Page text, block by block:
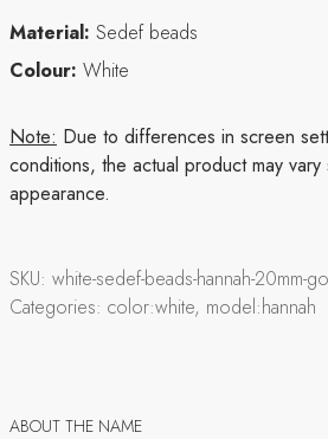
Material: Sedef beads
Colour: White
Note: Due to differences in screen
conditions, the actual product may
appearance.
SKU: white-sedef-beads-hannah-20mm-
Categories: color:white, model:hannah
ABOUT THE NAME